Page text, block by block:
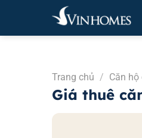
nội
Trang chủ / Căn hộ
Giá thuê